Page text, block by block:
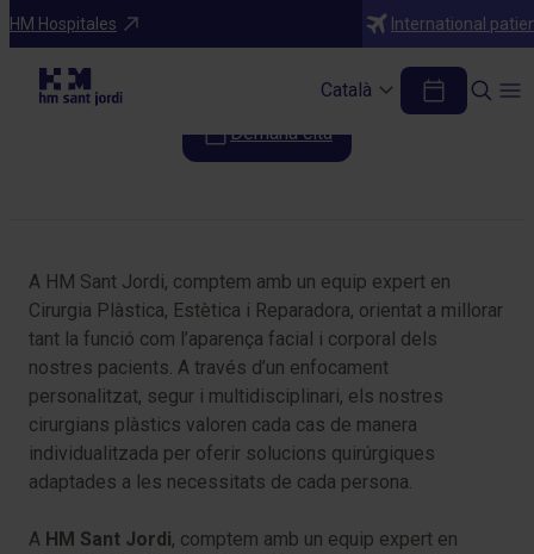
HM Hospitales International
Català
Especialitats
Cirurgia Plàstica
Demana cita
A HM Sant Jordi, comptem amb un equip expert en
Cirurgia Plàstica, Estètica i Reparadora, orientat a millorar
tant la funció com l’aparença facial i corporal dels
nostres pacients. A través d’un enfocament
personalitzat, segur i multidisciplinari, els nostres
cirurgians plàstics valoren cada cas de manera
individualitzada per oferir solucions quirúrgiques
adaptades a les necessitats de cada persona.
A HM Sant Jordi, comptem amb un equip expert en